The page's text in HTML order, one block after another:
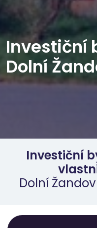
Investiční
Dolní
Investiční
Dolní